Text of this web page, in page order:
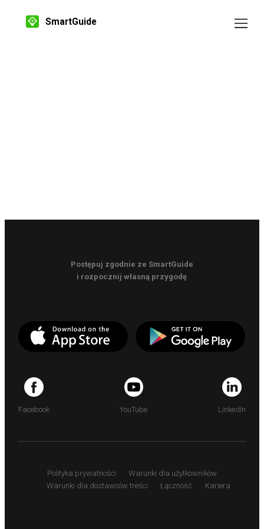
SmartGuide
Postępuj zgodnie ze SmartGuide
i rozpocznij własną przygodę
Facebook YouTube LinkedIn
Polityka prywatności
Warunki dla użytkowników
Warunki dla dostawców treści
Łączność Kariera